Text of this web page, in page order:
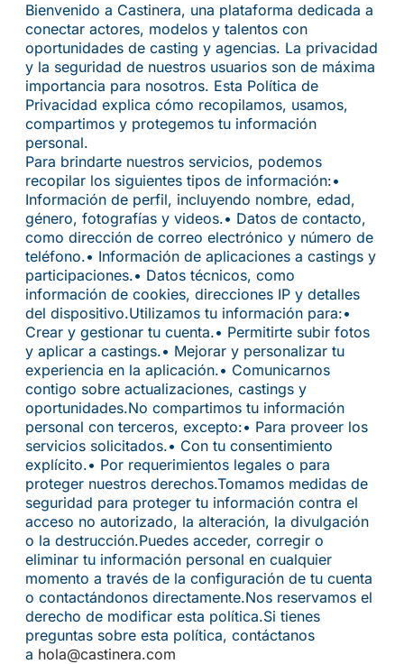
Bienvenido a Castinera, una plataforma dedicada a
conectar actores, modelos y talentos con
oportunidades de casting y agencias. La privacidad
y la seguridad de nuestros usuarios son de máxima
importancia para nosotros. Esta Política de
Privacidad explica cómo recopilamos, usamos,
compartimos y protegemos tu información
personal.
Para brindarte nuestros servicios, podemos
recopilar los siguientes tipos de información:•
Información de perfil, incluyendo nombre, edad,
género, fotografías y videos.• Datos de contacto,
como dirección de correo electrónico y número de
teléfono.• Información de aplicaciones a castings y
participaciones.• Datos técnicos, como
información de cookies, direcciones IP y detalles
del dispositivo.Utilizamos tu información para:•
Crear y gestionar tu cuenta.• Permitirte subir fotos
y aplicar a castings.• Mejorar y personalizar tu
experiencia en la aplicación.• Comunicarnos
contigo sobre actualizaciones, castings y
oportunidades.No compartimos tu información
personal con terceros, excepto:• Para proveer los
servicios solicitados.• Con tu consentimiento
explícito.• Por requerimientos legales o para
proteger nuestros derechos.Tomamos medidas de
seguridad para proteger tu información contra el
acceso no autorizado, la alteración, la divulgación
o la destrucción.Puedes acceder, corregir o
eliminar tu información personal en cualquier
momento a través de la configuración de tu cuenta
o contactándonos directamente.Nos reservamos el
derecho de modificar esta política.Si tienes
preguntas sobre esta política, contáctanos
a hola@castinera.com